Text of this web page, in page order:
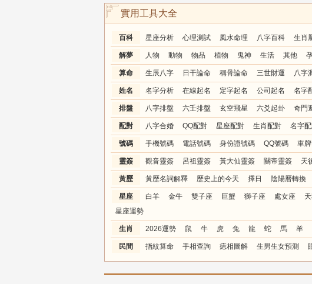
實用工具大全
百科 星座分析 心理測試 風水命理 八字百科 生肖
解夢 人物 動物 物品 植物 鬼神 生活 其他
算命 生辰八字 日干論命 稱骨論命 三世財運 八字
姓名 名字分析 在線起名 定字起名 公司起名 名字
排盤 八字排盤 六壬排盤 玄空飛星 六爻起卦 奇門
配對 八字合婚 QQ配對 星座配對 生肖配對 名字
號碼 手機號碼 電話號碼 身份證號碼 QQ號碼 車
靈簽 觀音靈簽 呂祖靈簽 黃大仙靈簽 關帝靈簽 天
黃歷 黃歷名詞解釋 歷史上的今天 擇日 陰陽曆轉換
星座 白羊 金牛 雙子座 巨蟹 獅子座 處女座
星座運勢
生肖 2026運勢 鼠 牛 虎 兔 龍 蛇 馬 羊
民間 指紋算命 手相查詢 痣相圖解 生男生女預測